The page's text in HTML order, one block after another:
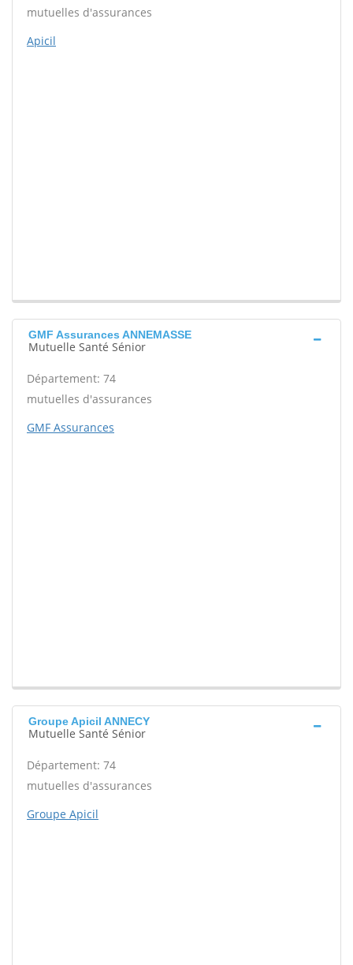
mutuelles d'assurances
Apicil
GMF Assurances ANNEMASSE
Mutuelle Santé Sénior
Département: 74
mutuelles d'assurances
GMF Assurances
Groupe Apicil ANNECY
Mutuelle Santé Sénior
Département: 74
mutuelles d'assurances
Groupe Apicil